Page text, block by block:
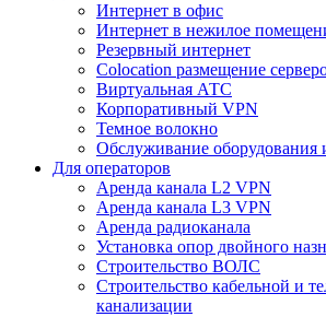
Интернет в офис
Интернет в нежилое
Резервный интернет
Colocation размещение
Виртуальная АТС
Корпоративный VPN
Темное волокно
Обслуживание оборудования
Для операторов
Аренда канала L2 VPN
Аренда канала L3 VPN
Аренда радиоканала
Установка опор двойного
Строительство ВОЛС
Строительство кабельной и
канализации